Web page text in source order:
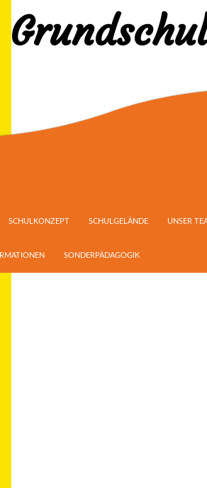
SCHULKONZEPT SCHULGELÄNDE UNSER
SONDERPÄDAGOGIK